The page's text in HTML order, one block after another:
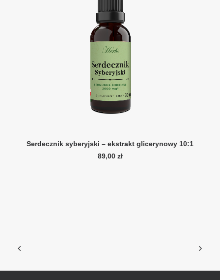
DODAJ DO KOSZYKA
Serdecznik syberyjski – ekstrakt glicerynowy 10:1
89,00 zł